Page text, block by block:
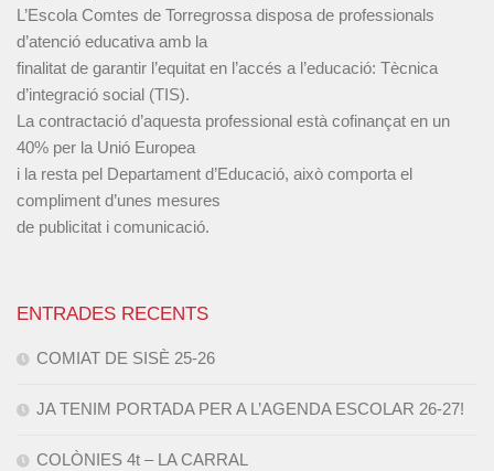
L’Escola Comtes de Torregrossa disposa de professionals
d’atenció educativa amb la
finalitat de garantir l’equitat en l’accés a l’educació: Tècnica
d’integració social (TIS).
La contractació d’aquesta professional està cofinançat en un
40% per la Unió Europea
i la resta pel Departament d’Educació, això comporta el
compliment d’unes mesures
de publicitat i comunicació.
ENTRADES RECENTS
COMIAT DE SISÈ 25-26
JA TENIM PORTADA PER A L’AGENDA ESCOLAR 26-27!
COLÒNIES 4t – LA CARRAL